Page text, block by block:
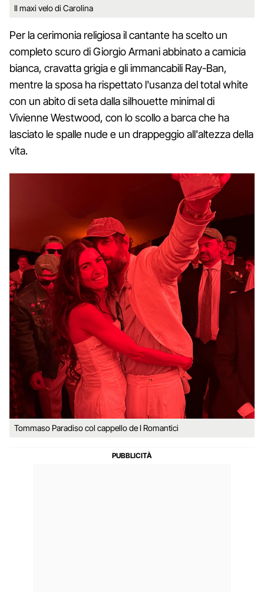
Il maxi velo di Carolina
Per la cerimonia religiosa il cantante ha scelto un
completo scuro di Giorgio Armani abbinato a camicia
bianca, cravatta grigia e gli immancabili Ray-Ban,
mentre la sposa ha rispettato l'usanza del total white
con un abito di seta dalla silhouette minimal di
Vivienne Westwood, con lo scollo a barca che ha
lasciato le spalle nude e un drappeggio all'altezza della
vita.
Tommaso Paradiso col cappello de I Romantici